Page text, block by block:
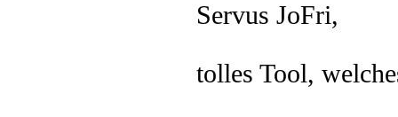
Servus JoFri,
tolles Tool,